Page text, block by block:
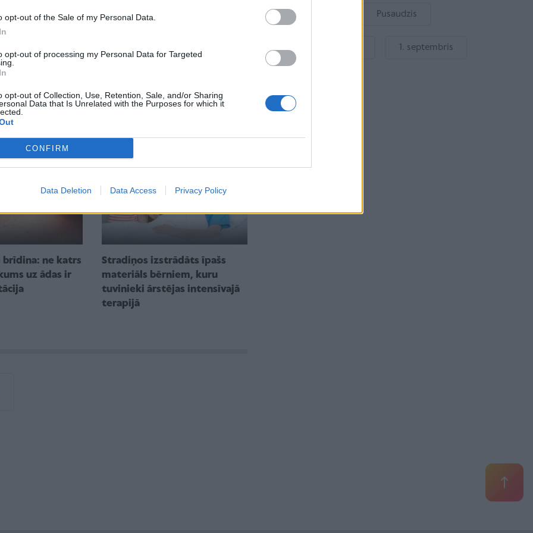
opt-out of the Sale of my Personal Data.
opt-out of processing my Personal Data for Targeted
opt-out of Collection, Use, Retention, Sale, and/or Sharing
Data that Is Unrelated with the Purposes for which it
CONFIRM
Data Deletion Data Access Privacy Policy
mugura.
par normu?
ne pieaugušā krākšanu
nedrīkst uzskatīt par normu!
ne katrs
uz ādas ir
Stradiņos izstrādāts īpašs
materiāls bērniem, kuru
tuvinieki ārstējas intensīvajā
terapijā
Bērnu drošība Pusaudzis
1. septembris